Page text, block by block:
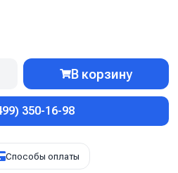
В корзину
350-16-98
Способы оплаты